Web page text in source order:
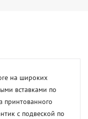
на широких
вставками по
принтованного
с подвеской по